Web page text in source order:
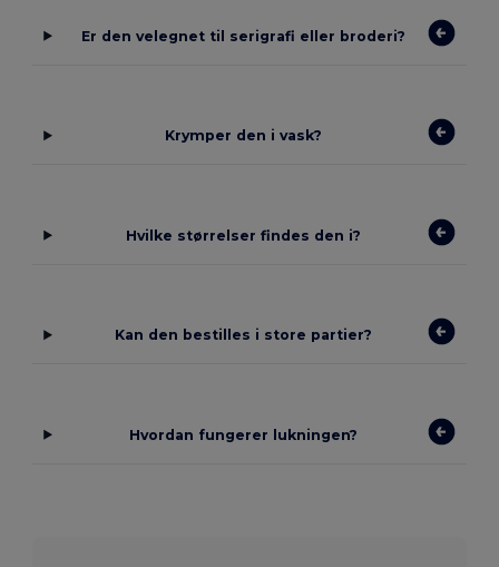
Er den velegnet til serigrafi eller broderi?
Krymper den i vask?
Hvilke størrelser findes den i?
Kan den bestilles i store partier?
Hvordan fungerer lukningen?